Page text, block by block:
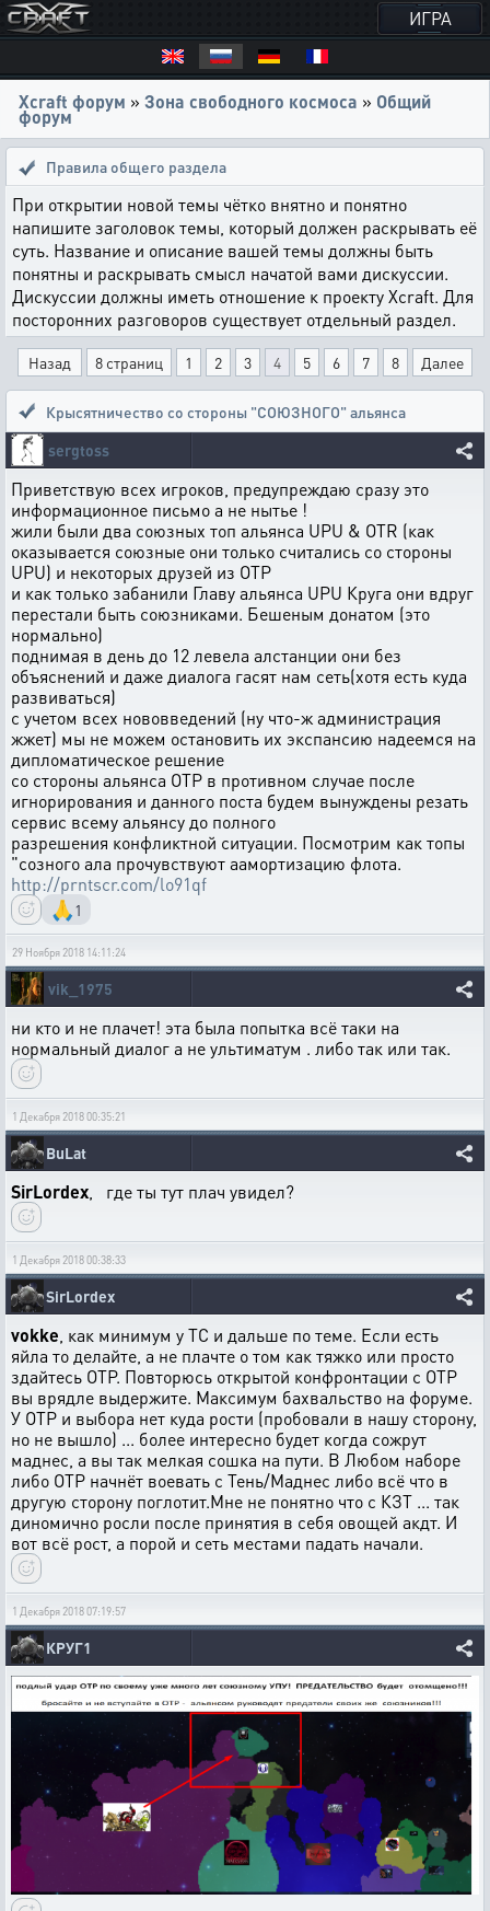
ИГРА
Xcraft форум » Зона свободного космоса » Общий
форум
Правила общего раздела
При открытии новой темы чётко внятно и понятно
напишите заголовок темы, который должен раскрывать её
суть. Название и описание вашей темы должны быть
понятны и раскрывать смысл начатой вами дискуссии.
Дискуссии должны иметь отношение к проекту Xcraft. Для
посторонних разговоров существует отдельный раздел.
Назад 8 страниц 1 2 3 4 5 6 7 8 Далее
Крысятничество со стороны "СОЮЗНОГО" альянса
sergtoss
Приветствую всех игроков, предупреждаю сразу это
информационное письмо а не нытье !
жили были два союзных топ альянса UPU & OTR (как
оказывается союзные они только считались со стороны
UPU) и некоторых друзей из ОТР
и как только забанили Главу альянса UPU Круга они вдруг
перестали быть союзниками. Бешеным донатом (это
нормально)
поднимая в день до 12 левела алстанции они без
объяснений и даже диалога гасят нам сеть(хотя есть куда
развиваться)
с учетом всех нововведений (ну что-ж администрация
жжет) мы не можем остановить их экспансию надеемся на
дипломатическое решение
со стороны альянса ОТР в противном случае после
игнорирования и данного поста будем вынуждены резать
сервис всему альянсу до полного
разрешения конфликтной ситуации. Посмотрим как топы
"созного ала прочувствуют аамортизацию флота.
http://prntscr.com/lo91qf
🙏1
29 Ноября 2018 14:11:24
vik_1975
ни кто и не плачет! эта была попытка всё таки на
нормальный диалог а не ультиматум . либо так или так.
1 Декабря 2018 00:35:21
BuLat
SirLordex , где ты тут плач увидел?
1 Декабря 2018 00:38:33
SirLordex
vokke , как минимум у ТС и дальше по теме. Если есть
яйла то делайте, а не плачте о том как тяжко или просто
здайтесь ОТР. Повторюсь открытой конфронтации с ОТР
вы врядле выдержите. Максимум бахвальство на форуме.
У ОТР и выбора нет куда рости (пробовали в нашу сторону,
но не вышло) ... более интересно будет когда сожрут
маднес, а вы так мелкая сошка на пути. В Любом наборе
либо ОТР начнёт воевать с Тень/Маднес либо всё что в
другую сторону поглотит.Мне не понятно что с КЗТ ... так
диномично росли после принятия в себя овощей акдт. И
вот всё рост, а порой и сеть местами падать начали.
1 Декабря 2018 07:19:57
КРУГ1